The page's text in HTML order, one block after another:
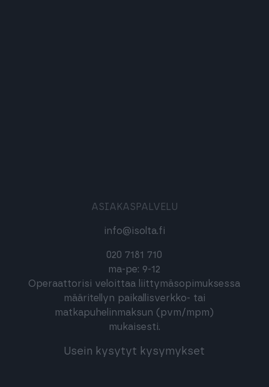
ASIAKASPALVELU
info@isolta.fi
020 7181 710
ma-pe: 9-12
Operaattorisi veloittaa liittymäsopimuksessa
määritellyn paikallisverkko- tai
matkapuhelinmaksun (pvm/mpm)
mukaisesti.
Usein kysytyt kysymykset